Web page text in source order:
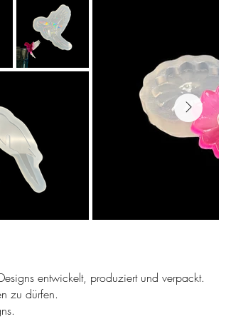
entwickelt, produziert und verpackt.
zu dürfen.